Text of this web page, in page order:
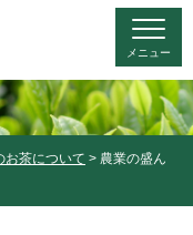
メニュー
お茶について > 農業の盛ん